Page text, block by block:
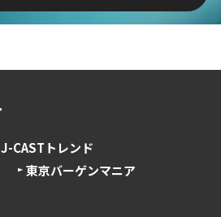
J-CASTトレンド
東京バーゲンマニア